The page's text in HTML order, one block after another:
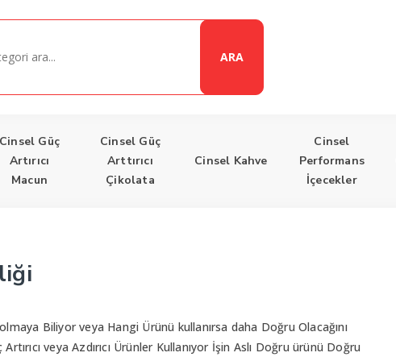
ARA
Cinsel Güç
Artırıcı
Macun
Cinsel Güç
Arttırıcı
Çikolata
Cinsel Kahve
Cinsel
Performans
İçecekler
Biliyor veya Hangi Ürünü kullanırsa daha Doğru Olacağını
veya Azdırıcı Ürünler Kullanıyor İşin Aslı Doğru ürünü Doğru